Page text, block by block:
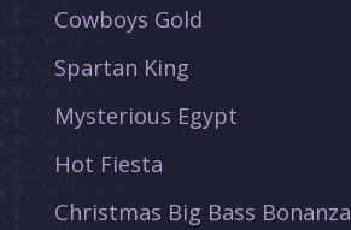
Cowboys Gold
Spartan King
Mysterious Egypt
Hot Fiesta
Christmas Big Bass Bonanza